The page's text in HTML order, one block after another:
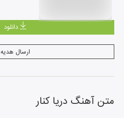
دانلود
ارسال هدیه
متن آهنگ دریا کنار